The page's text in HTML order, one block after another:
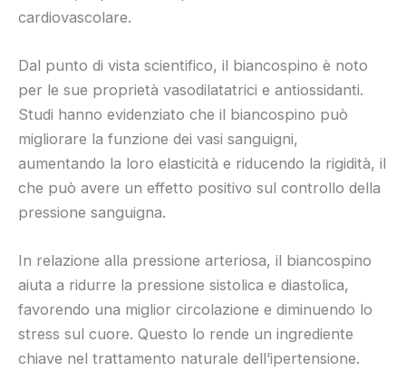
cardiovascolare.
Dal punto di vista scientifico, il biancospino è noto
per le sue proprietà vasodilatatrici e antiossidanti.
Studi hanno evidenziato che il biancospino può
migliorare la funzione dei vasi sanguigni,
aumentando la loro elasticità e riducendo la rigidità, il
che può avere un effetto positivo sul controllo della
pressione sanguigna.
In relazione alla pressione arteriosa, il biancospino
aiuta a ridurre la pressione sistolica e diastolica,
favorendo una miglior circolazione e diminuendo lo
stress sul cuore. Questo lo rende un ingrediente
chiave nel trattamento naturale dell’ipertensione.